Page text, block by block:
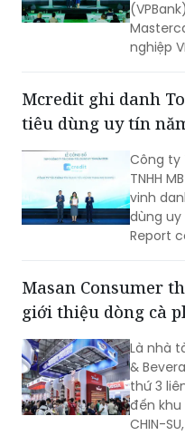
hợp AI
thanh
doanh
cho
chặt
thời
Mcredit ghi danh
Công
TNHH
vinh
dùng
Report
Masan Consumer
Là nhà
&
thứ 3
đến
CHIN-
Phở
phê
hiện tại
BIC tặng khách